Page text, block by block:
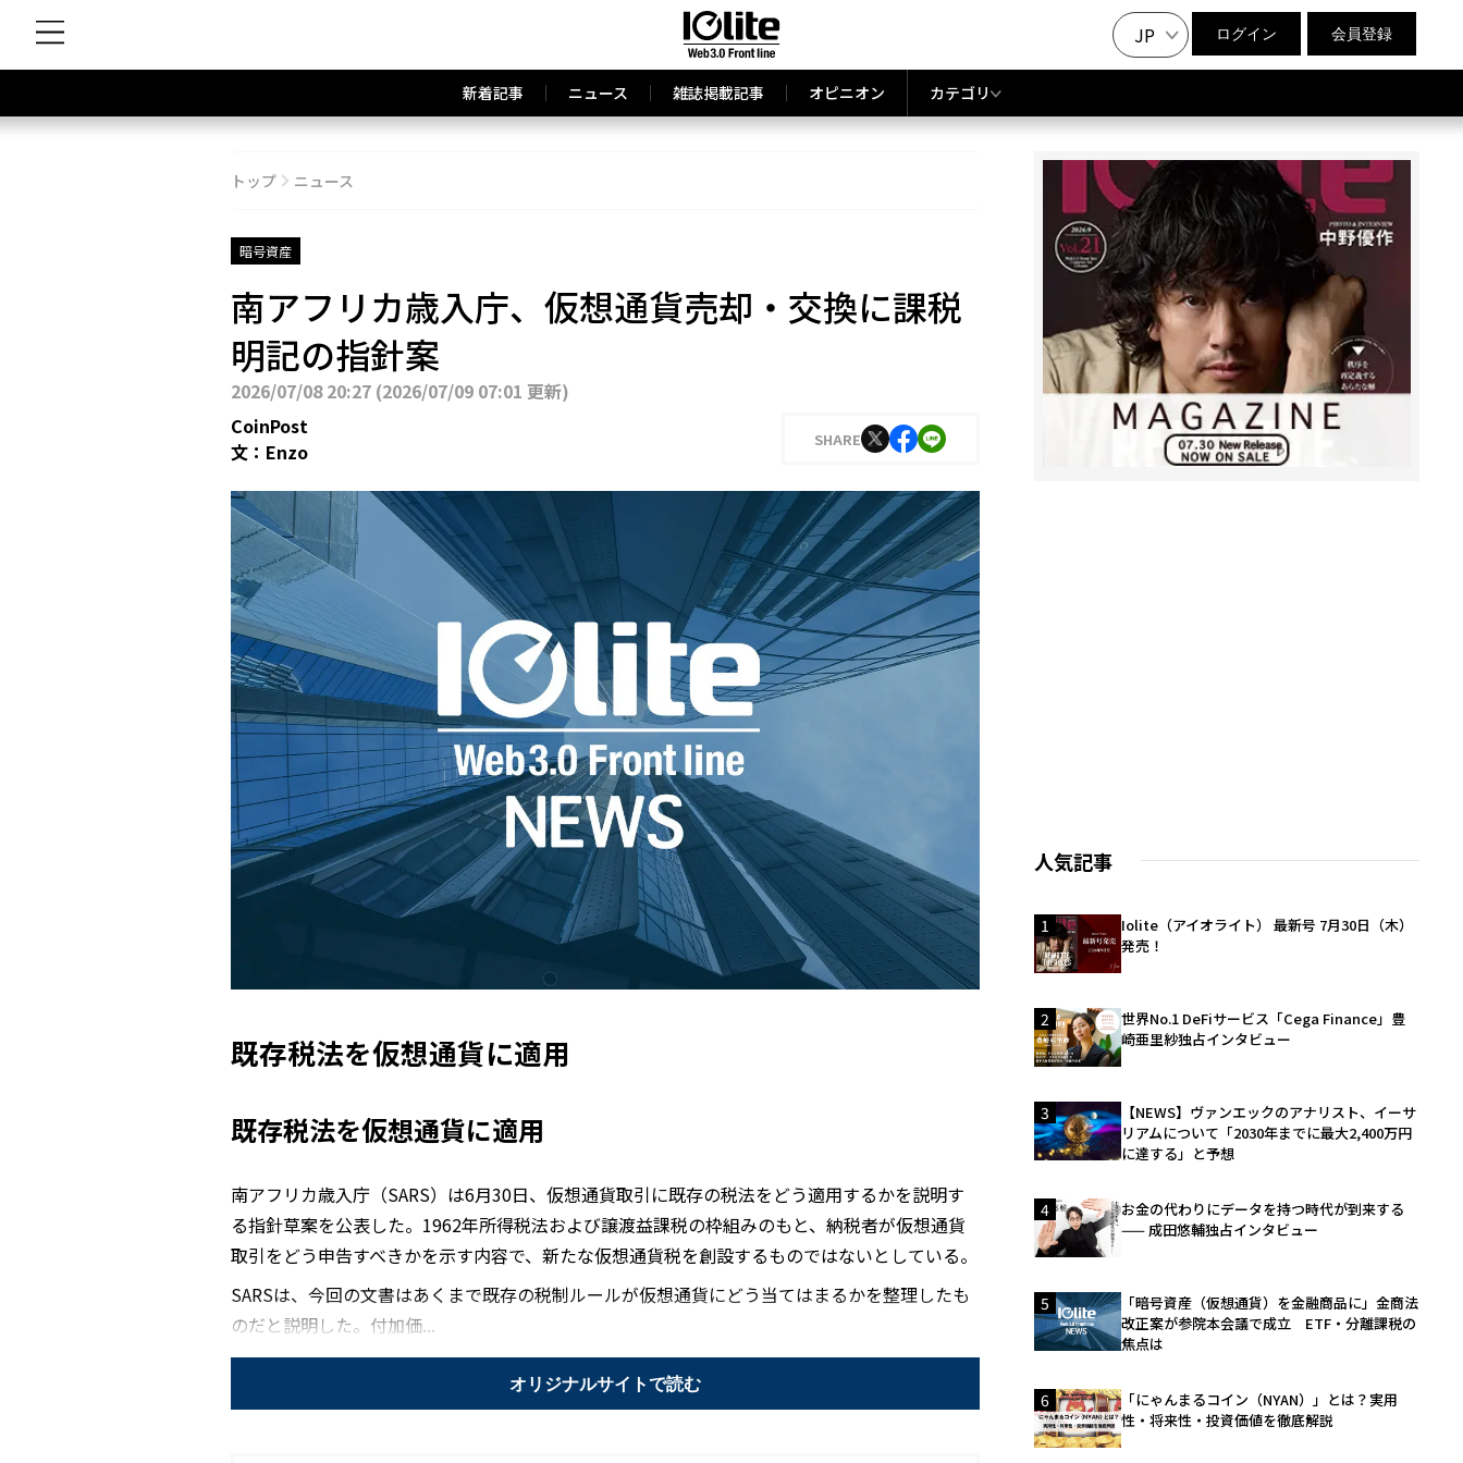
JP ログイン 会員登録
新着記事 ニュース 雑誌掲載記事 オピニオン カテゴリ
トップ ニュース
暗号資産
南アフリカ歳入庁、仮想通貨売却・交換に課税
明記の指針案
2026/07/08 20:27(2026/07/09 07:01 更新)
CoinPost
文： Enzo SHARE
既存税法を仮想通貨に適用
既存税法を仮想通貨に適用
南アフリカ歳入庁（SARS）は6月30日、仮想通貨取引に既存の税法をどう適用するかを説明す
る指針草案を公表した。1962年所得税法および譲渡益課税の枠組みのもと、納税者が仮想通貨
取引をどう申告すべきかを示す内容で、新たな仮想通貨税を創設するものではないとしている。
SARSは、今回の文書はあくまで既存の税制ルールが仮想通貨にどう当てはまるかを整理したも
のだと説明した。付加価...
オリジナルサイトで読む
人気記事
1
Iolite（アイオライト） 最新号 7月30日（木）
発売！
2
世界No.1 DeFiサービス「Cega Finance」豊
崎亜里紗独占インタビュー
3
【NEWS】ヴァンエックのアナリスト、イーサ
リアムについて「2030年までに最大2,400万円
に達する」と予想
4
お金の代わりにデータを持つ時代が到来する
—— 成田悠輔独占インタビュー
5
「暗号資産（仮想通貨）を金融商品に」金商法
改正案が参院本会議で成立 ETF・分離課税の
焦点は
6
「にゃんまるコイン（NYAN）」とは？実用
性・将来性・投資価値を徹底解説